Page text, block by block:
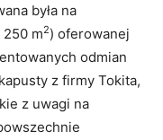
była na
m2) oferowanej
odmian
z firmy Tokita,
z uwagi na